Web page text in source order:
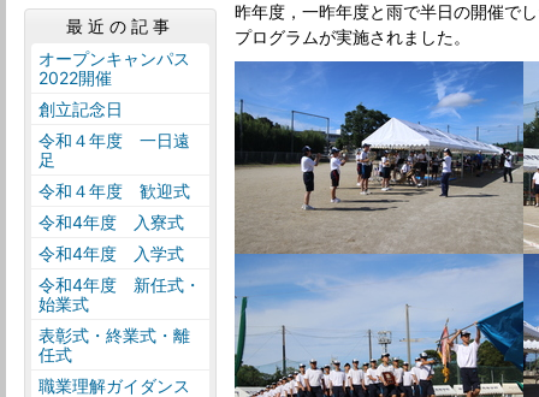
昨年度，一昨年度と雨で半日の開催で
プログラムが実施されました。
最近の記事
オープンキャンパス
2022開催
創立記念日
令和４年度 一日遠
足
令和４年度 歓迎式
令和4年度 入寮式
令和4年度 入学式
令和4年度 新任式・
始業式
表彰式・終業式・離
任式
職業理解ガイダンス